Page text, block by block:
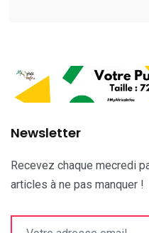
Newsletter
Recevez chaque mecredi
articles à ne pas manquer !